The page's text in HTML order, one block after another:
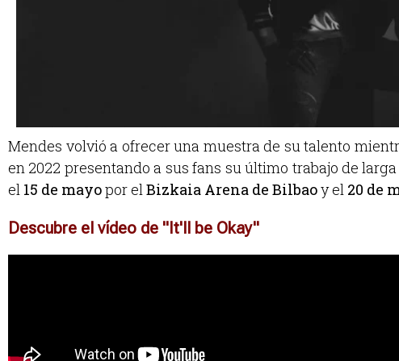
Mendes volvió a ofrecer una muestra de su talento
en 2022 presentando a sus fans su último trabajo de
el 15 de mayopor elBizkaia Arena de Bilbaoy el 20 de
Descubre el vídeo de "It'll be Okay"